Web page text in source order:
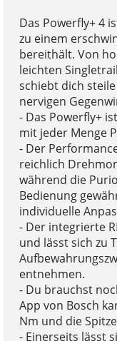
Das Powerfly+ 4
zu einem
bereithält. Von
leichten
schiebt dich
nervigen
- Das Powerfly+
mit jeder Menge
- Der
reichlich
während die
Bedienung
individuelle
- Der integrierte
und lässt sich zu
entnehmen.
- Du brauchst
App von Bosch
Nm und die
- Einerseits lässt